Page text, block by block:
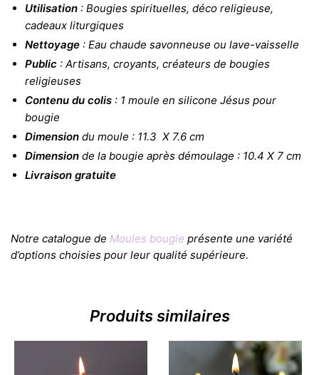
Utilisation : Bougies spirituelles, déco religieuse,
cadeaux liturgiques
Nettoyage : Eau chaude savonneuse ou lave-vaisselle
Public : Artisans, croyants, créateurs de bougies
religieuses
Contenu du colis : 1 moule en silicone Jésus pour
bougie
Dimension du moule : 11.3 X 7.6 cm
Dimension de la bougie après démoulage : 10.4 X 7 cm
Livraison gratuite
Notre catalogue de Moules bougie présente une variété
d’options choisies pour leur qualité supérieure.
Produits similaires